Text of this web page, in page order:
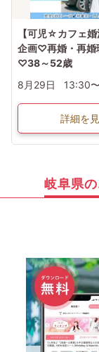
【可児☆カフェ
企画♡再婚・再婚
♡38～52歳
8月29日
13:30〜
詳細を
岐阜県